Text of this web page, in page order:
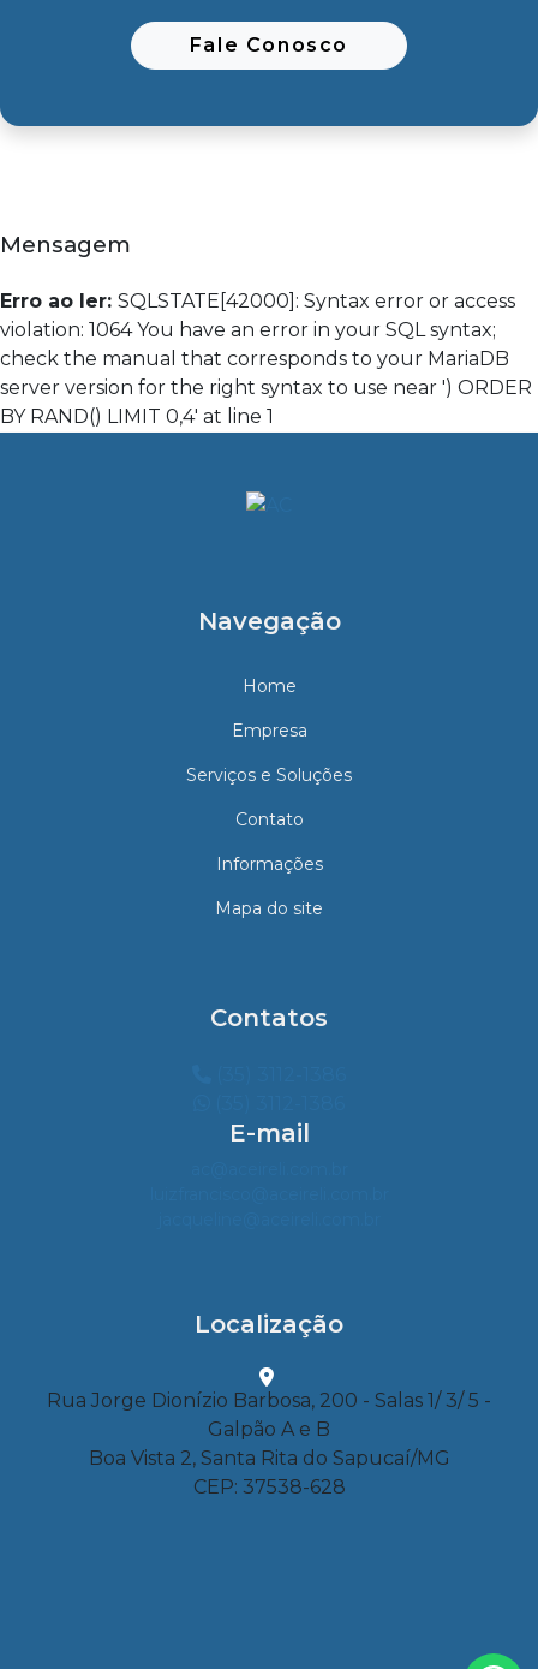
Fale Conosco
Mensagem
Erro ao ler: SQLSTATE[42000]: Syntax error or access
violation: 1064 You have an error in your SQL syntax;
check the manual that corresponds to your MariaDB
server version for the right syntax to use near ') ORDER
BY RAND() LIMIT 0,4' at line 1
Navegação
Home
Empresa
Serviços e Soluções
Contato
Informações
Mapa do site
Contatos
E-mail
Localização
Rua Jorge Dionízio Barbosa, 200 - Salas 1/ 3/ 5 -
Galpão A e B
Boa Vista 2, Santa Rita do Sapucaí/MG
CEP: 37538-628